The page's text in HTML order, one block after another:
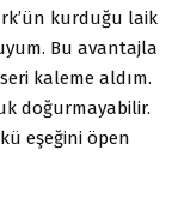
kurduğu laik
Bu avantajla
kaleme aldım.
doğurmayabilir.
eşeğini öpen